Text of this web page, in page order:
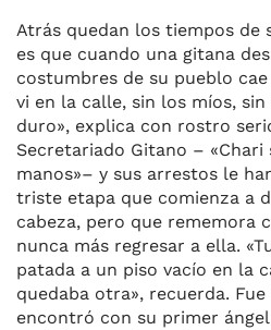
Atrás quedan los tiempos de
es que cuando una gitana
costumbres de su pueblo
vi en la calle, sin los míos,
duro», explica con rostro
Secretariado Gitano – «Chari
manos»– y sus arrestos le
triste etapa que comienza a
cabeza, pero que rememora
nunca más regresar a ella.
patada a un piso vacío en la
quedaba otra», recuerda.
encontró con su primer